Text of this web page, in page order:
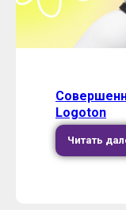
Logoton
Читать